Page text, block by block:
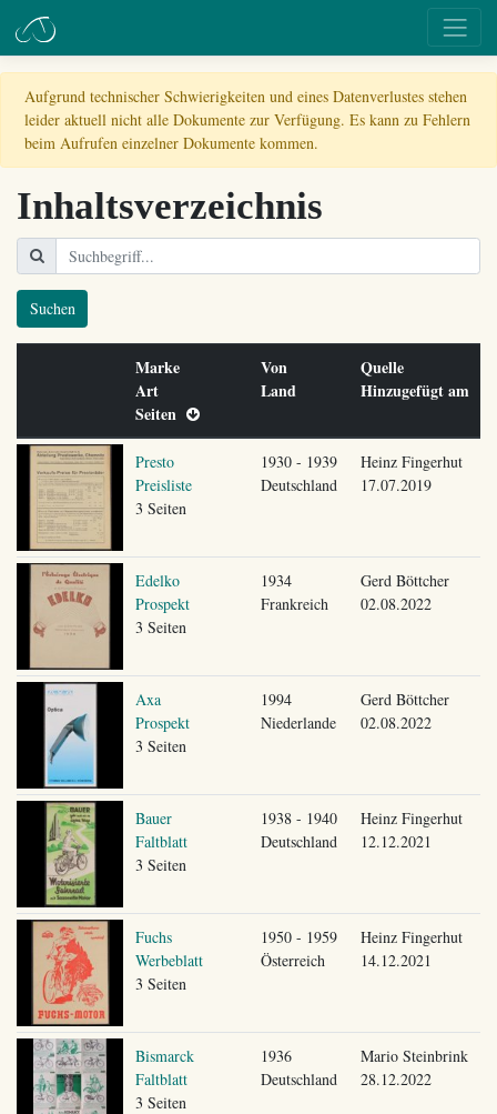
Aufgrund technischer Schwierigkeiten und eines Datenverlustes stehen
leider aktuell nicht alle Dokumente zur Verfügung. Es kann zu Fehlern
beim Aufrufen einzelner Dokumente kommen.
Inhaltsverzeichnis
Suchen
Marke
Art
Seiten
Von
Land
Quelle
Hinzugefügt am
Presto
Preisliste
3 Seiten
1930 - 1939
Deutschland
Heinz Fingerhut
17.07.2019
Edelko
Prospekt
3 Seiten
1934
Frankreich
Gerd Böttcher
02.08.2022
Axa
Prospekt
3 Seiten
1994
Niederlande
Gerd Böttcher
02.08.2022
Bauer
Faltblatt
3 Seiten
1938 - 1940
Deutschland
Heinz Fingerhut
12.12.2021
Fuchs
Werbeblatt
3 Seiten
1950 - 1959
Österreich
Heinz Fingerhut
14.12.2021
Bismarck
Faltblatt
3 Seiten
1936
Deutschland
Mario Steinbrink
28.12.2022